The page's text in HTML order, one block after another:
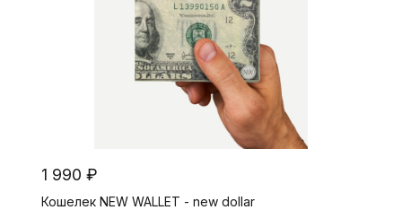
1 990 ₽
Кошелек NEW WALLET - new dollar